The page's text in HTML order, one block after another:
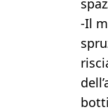
-Il